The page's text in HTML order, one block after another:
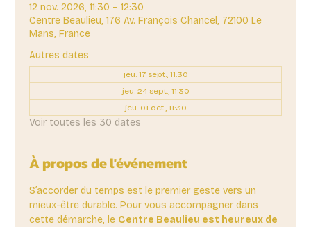
12 nov. 2026, 11:30 – 12:30
Centre Beaulieu, 176 Av. François Chancel, 72100 Le
Mans, France
Autres dates
jeu. 17 sept., 11:30
jeu. 24 sept., 11:30
jeu. 01 oct., 11:30
Voir toutes les 30 dates
À propos de l'événement
S’accorder du temps est le premier geste vers un
mieux-être durable. Pour vous accompagner dans
cette démarche, le Centre Beaulieu est heureux de